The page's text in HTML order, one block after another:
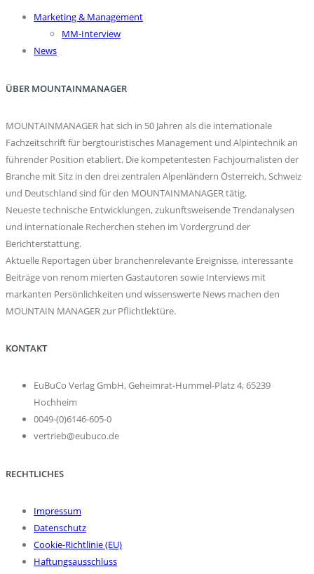
Marketing & Management
MM-Interview
News
ÜBER MOUNTAINMANAGER
MOUNTAINMANAGER hat sich in 50 Jahren als die internationale
Fachzeitschrift für bergtouristisches Management und Alpintechnik an
führender Position etabliert. Die kompetentesten Fachjournalisten der
Branche mit Sitz in den drei zentralen Alpenländern Österreich, Schweiz
und Deutschland sind für den MOUNTAINMANAGER tätig.
Neueste technische Entwicklungen, zukunftsweisende Trendanalysen
und internationale Recherchen stehen im Vordergrund der
Berichterstattung.
Aktuelle Reportagen über branchenrelevante Ereignisse, interessante
Beiträge von renom mierten Gastautoren sowie Interviews mit
markanten Persönlichkeiten und wissenswerte News machen den
MOUNTAIN MANAGER zur Pflichtlektüre.
KONTAKT
EuBuCo Verlag GmbH, Geheimrat-Hummel-Platz 4, 65239
Hochheim
0049-(0)6146-605-0
vertrieb@eubuco.de
RECHTLICHES
Impressum
Datenschutz
Cookie-Richtlinie (EU)
Haftungsausschluss